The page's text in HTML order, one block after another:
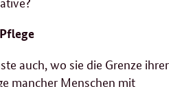
auch, wo sie die Grenze ihrer
mancher Menschen mit